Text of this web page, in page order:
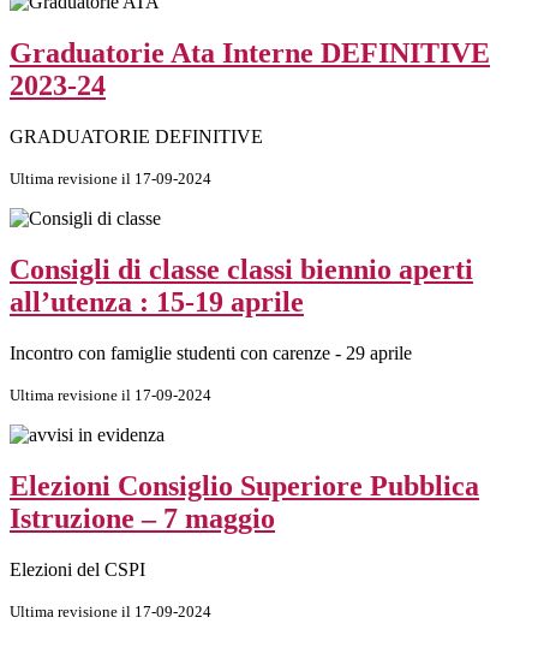
Graduatorie Ata Interne DEFINITIVE
2023-24
GRADUATORIE DEFINITIVE
Ultima revisione il 17-09-2024
Consigli di classe classi biennio aperti
all’utenza : 15-19 aprile
Incontro con famiglie studenti con carenze - 29 aprile
Ultima revisione il 17-09-2024
Elezioni Consiglio Superiore Pubblica
Istruzione – 7 maggio
Elezioni del CSPI
Ultima revisione il 17-09-2024